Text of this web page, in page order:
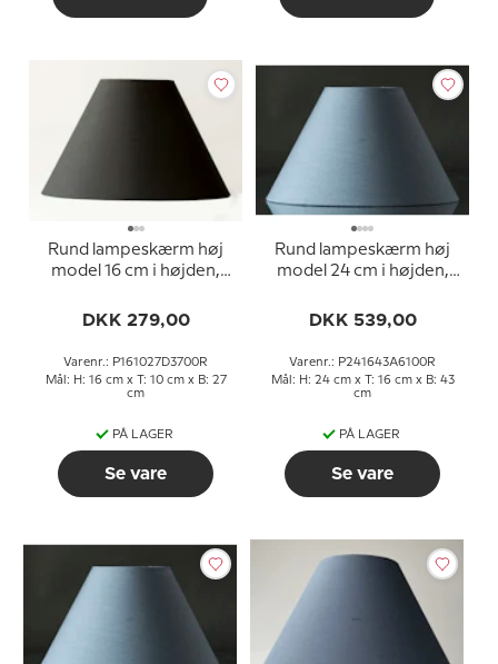
Rund lampeskærm høj
model 16 cm i højden,
DKK 279,00
Varenr.: P161027D3700R
Mål: H: 16 cm x T: 10 cm x B: 27
cm
PÅ LAGER
Se vare
Rund lampeskærm høj
model 24 cm i højden,
DKK 539,00
Varenr.: P241643A6100R
Mål: H: 24 cm x T: 16 cm x B: 43
cm
PÅ LAGER
Se vare